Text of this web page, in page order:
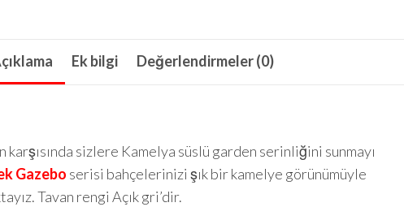
Ek bilgi Değerlendirmeler (0)
karşısında sizlere Kamelya süslü garden serinliğini sunmayı
Gazebo serisi bahçelerinizi şık bir kamelye görünümüyle
Tavan rengi Açık gri’dir.